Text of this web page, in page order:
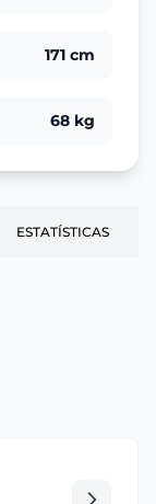
171 cm
68 kg
ESTATÍSTICAS